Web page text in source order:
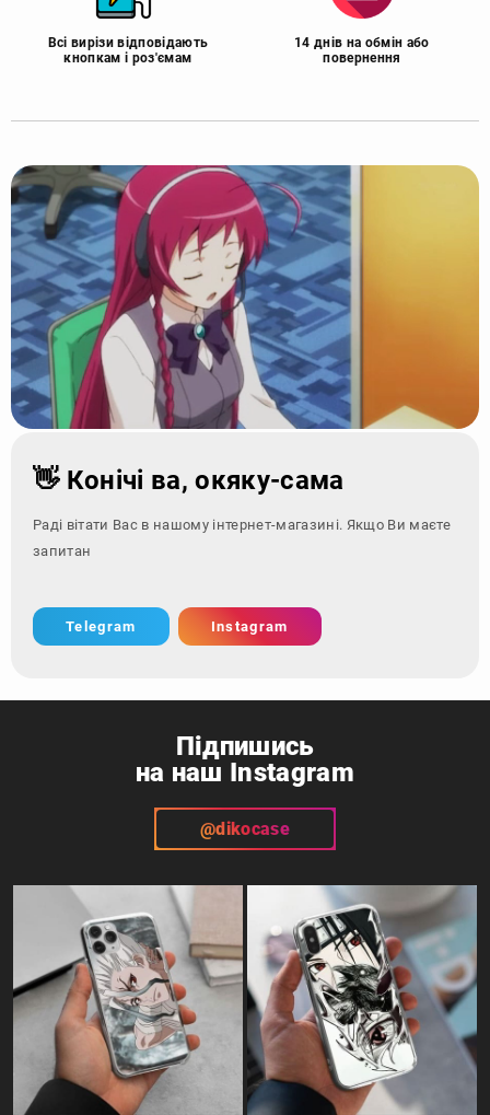
Всі вирізи відповідають
кнопкам і роз'ємам
14 днів на обмін або
повернення
👋 Конічі ва, окяку-сама
Раді вітати Вас в нашому інтернет-магазині. Якщо Ви маєте
запитання - зверні
Telegram Instagram
Підпишись
на наш Instagram
@dikocase